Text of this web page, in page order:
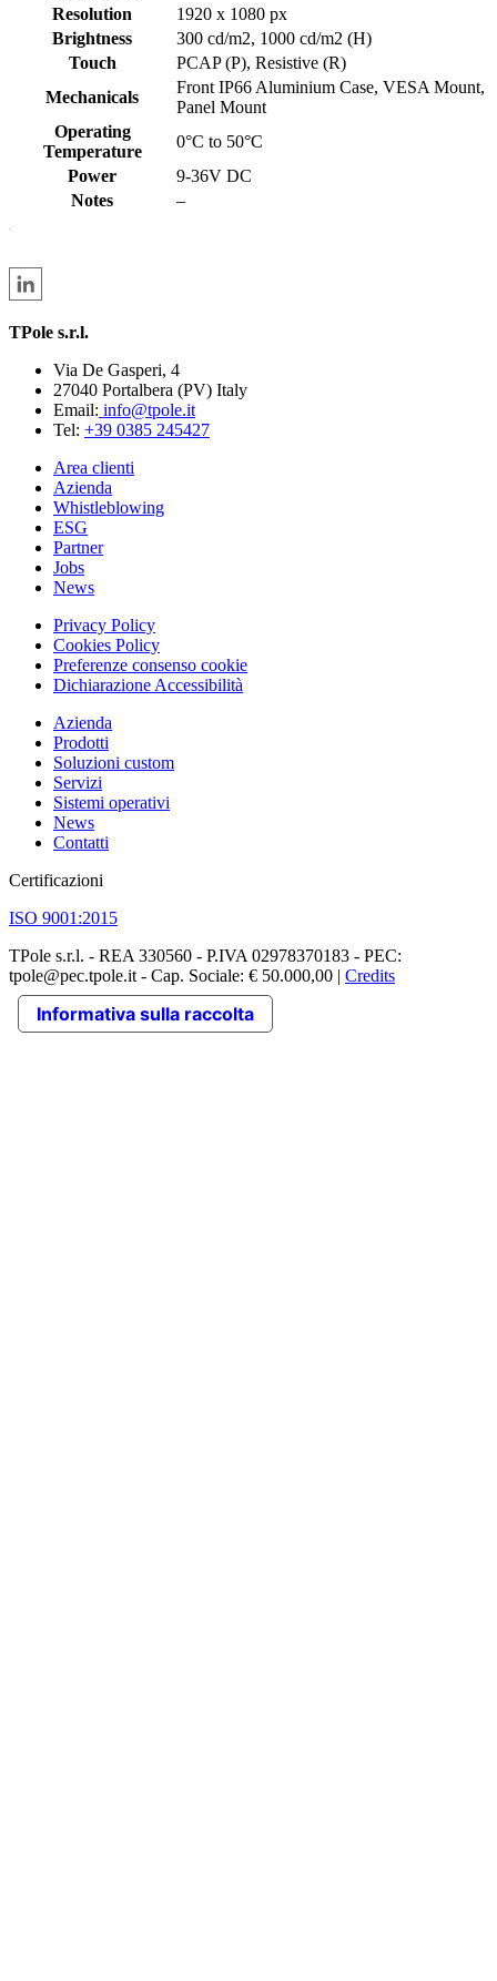
Resolution
1920 x 1080 px
Brightness
300 cd/m2, 1000 cd/m2 (H)
Touch
PCAP (P), Resistive (R)
Mechanicals
Front IP66 Aluminium Case, VESA Mount,
Panel Mount
Operating
Temperature
0°C to 50°C
Power
9-36V DC
Notes
–
TPole s.r.l.
Via De Gasperi, 4
27040 Portalbera (PV) Italy
Email: info@tpole.it
Tel: +39 0385 245427
Area clienti
Azienda
Whistleblowing
ESG
Partner
Jobs
News
Privacy Policy
Cookies Policy
Preferenze consenso cookie
Dichiarazione Accessibilità
Azienda
Prodotti
Soluzioni custom
Servizi
Sistemi operativi
News
Contatti
Certificazioni
ISO 9001:2015
TPole s.r.l. - REA 330560 - P.IVA 02978370183 - PEC:
tpole@pec.tpole.it - Cap. Sociale: € 50.000,00 | Credits
Informativa sulla raccolta